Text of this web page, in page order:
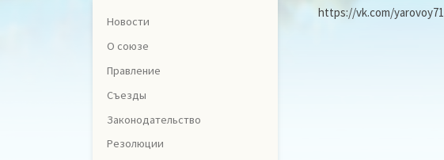
https://vk.com/yarovoy71
Новости
О союзе
Правление
Съезды
Законодательство
Резолюции